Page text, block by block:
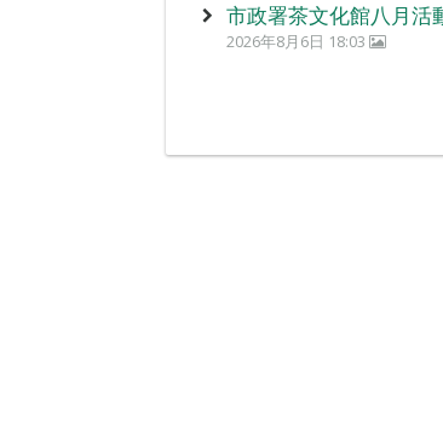
市政署茶文化館八月活
2026年8月6日 18:03